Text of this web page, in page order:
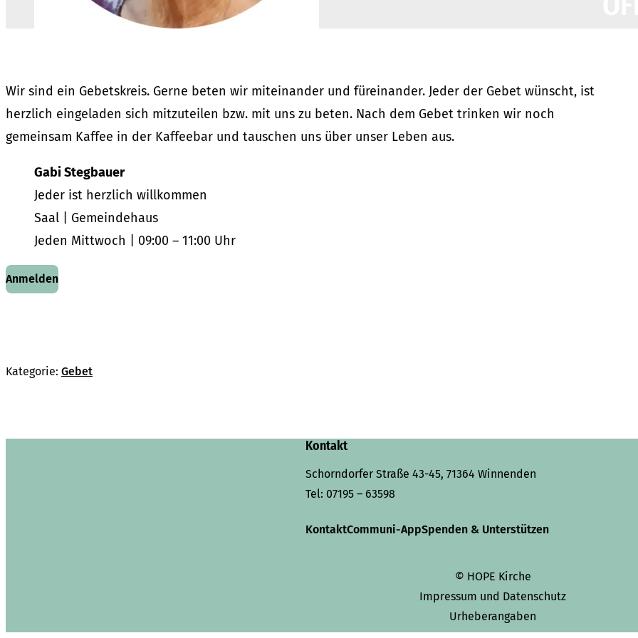
Wir sind ein Gebetskreis. Gerne beten wir miteinander und füreinander. Jeder der Gebet wünscht, ist
herzlich eingeladen sich mitzuteilen bzw. mit uns zu beten. Nach dem Gebet trinken wir noch
gemeinsam Kaffee in der Kaffeebar und tauschen uns über unser Leben aus.
Gabi Stegbauer
Jeder ist herzlich willkommen
Saal | Gemeindehaus
Jeden Mittwoch | 09:00 – 11:00 Uhr
Anmelden
Kategorie: Gebet
Kontakt
Schorndorfer Straße 43-45, 71364 Winnenden
Tel: 07195 – 63598
KontaktCommuni-AppSpenden & Unterstützen
© HOPE Kirche
Impressum und Datenschutz
Urheberangaben